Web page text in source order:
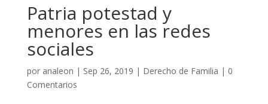
Patria potestad y
menores en las redes
sociales
por analeon | Sep 26, 2019 | Derecho de Familia | 0
Comentarios